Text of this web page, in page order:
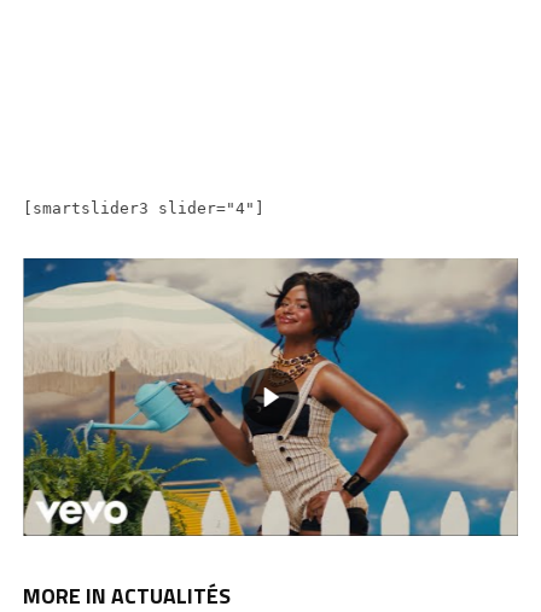
[smartslider3 slider="4"]
MORE IN ACTUALITÉS